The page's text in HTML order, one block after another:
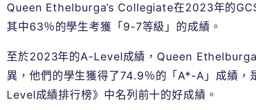
Queen Ethelburga’s Collegiate在2023年的
其中63％的學生考獲「9-7等級」的成績。
至於2023年的A-Level成績， Queen
異，他們的學生獲得了74.9％的「 A*-A 」成績，
Level成績排行榜》中名列前十的好成績。